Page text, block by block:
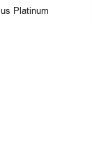
Platinum